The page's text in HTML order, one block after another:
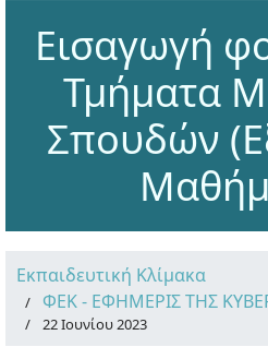
Εισαγωγή
Τμήματα
Σπουδών
Εκπαιδευτική Κλίμακα
ΦΕΚ - ΕΦΗΜΕΡΙΣ ΤΗΣ
22 Ιουνίου 2023